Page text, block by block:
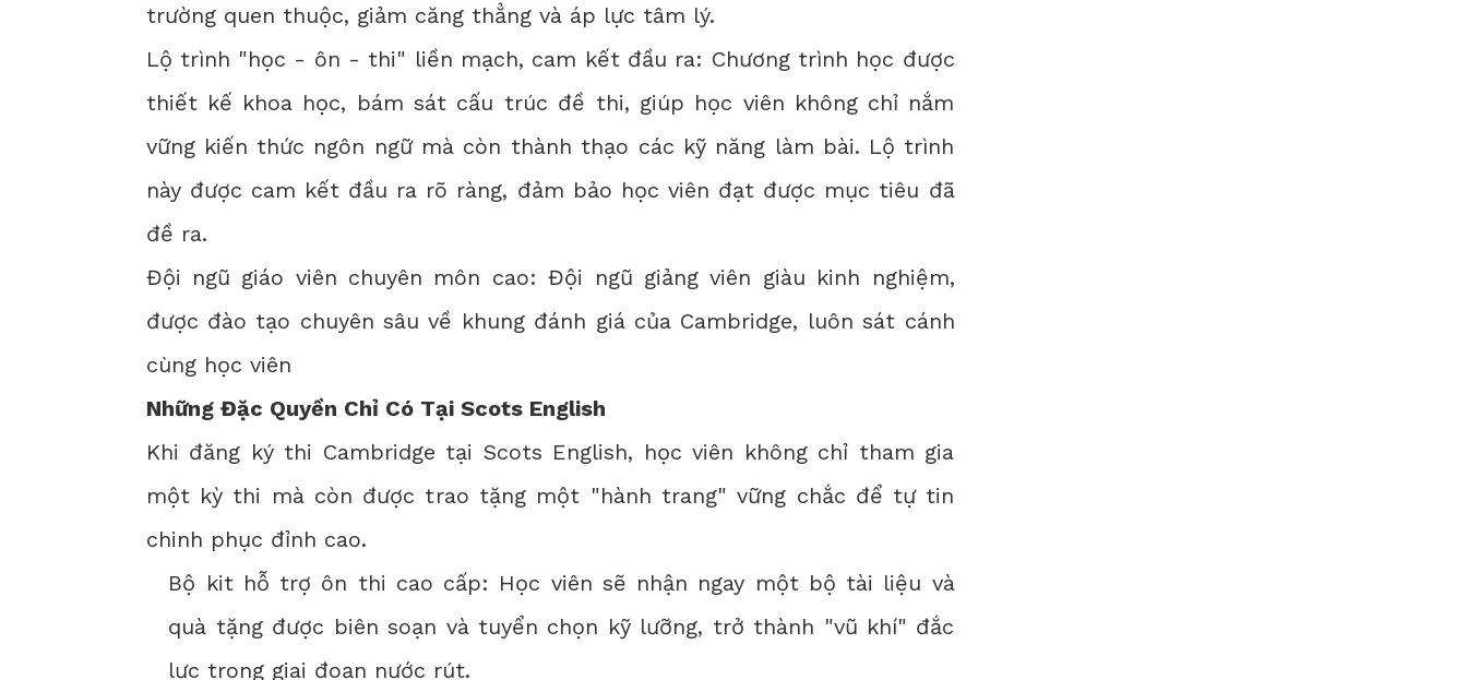
trường quen thuộc, giảm căng thẳng và áp lực tâm lý.
Lộ trình "học - ôn - thi" liền mạch, cam kết đầu ra: Chương trình học được
thiết kế khoa học, bám sát cấu trúc đề thi, giúp học viên không chỉ nắm
vững kiến thức ngôn ngữ mà còn thành thạo các kỹ năng làm bài. Lộ trình
này được cam kết đầu ra rõ ràng, đảm bảo học viên đạt được mục tiêu đã
đề ra.
Đội ngũ giáo viên chuyên môn cao: Đội ngũ giảng viên giàu kinh nghiệm,
được đào tạo chuyên sâu về khung đánh giá của Cambridge, luôn sát cánh
cùng học viên
Những Đặc Quyền Chỉ Có Tại Scots English
Khi đăng ký thi Cambridge tại Scots English, học viên không chỉ tham gia
một kỳ thi mà còn được trao tặng một "hành trang" vững chắc để tự tin
chinh phục đỉnh cao.
Bộ kit hỗ trợ ôn thi cao cấp: Học viên sẽ nhận ngay một bộ tài liệu và
quà tặng được biên soạn và tuyển chọn kỹ lưỡng, trở thành "vũ khí" đắc
lực trong giai đoạn nước rút.